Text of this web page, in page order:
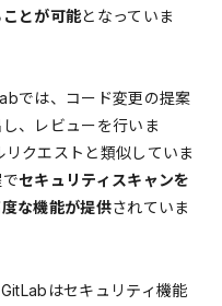
とが可能となっていま
では、コード変更の提案
、レビューを行いま
クエストと類似していま
セキュリティスキャンを
な機能が提供されていま
GitLabはセキュリティ機能